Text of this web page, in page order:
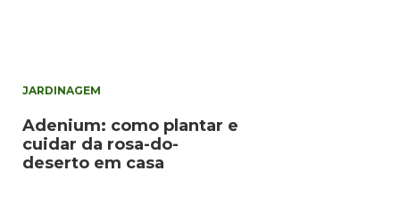
JARDINAGEM
Adenium: como plantar e
cuidar da rosa-do-
deserto em casa